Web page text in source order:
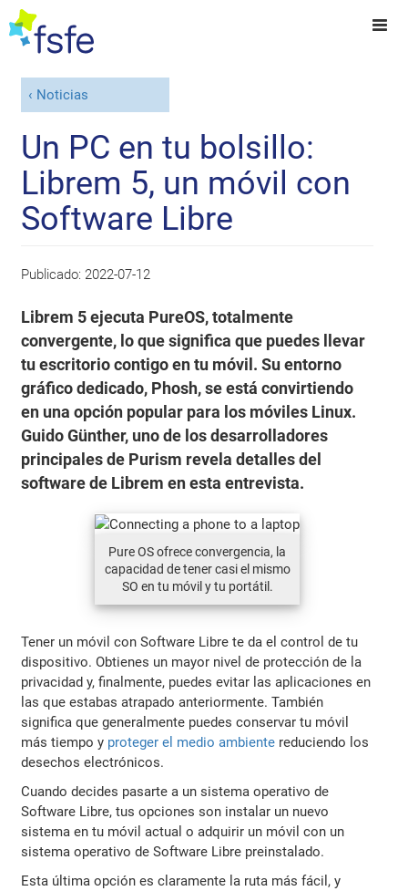
Noticias
Un PC en tu bolsillo:
Librem 5, un móvil con
Software Libre
Publicado: 2022-07-12
Librem 5 ejecuta PureOS, totalmente
convergente, lo que significa que puedes llevar
tu escritorio contigo en tu móvil. Su entorno
gráfico dedicado, Phosh, se está convirtiendo
en una opción popular para los móviles Linux.
Guido Günther, uno de los desarrolladores
principales de Purism revela detalles del
software de Librem en esta entrevista.
Pure OS ofrece convergencia, la
capacidad de tener casi el mismo
SO en tu móvil y tu portátil.
Tener un móvil con Software Libre te da el control de tu
dispositivo. Obtienes un mayor nivel de protección de la
privacidad y, finalmente, puedes evitar las aplicaciones en
las que estabas atrapado anteriormente. También
significa que generalmente puedes conservar tu móvil
más tiempo y proteger el medio ambiente reduciendo los
desechos electrónicos.
Cuando decides pasarte a un sistema operativo de
Software Libre, tus opciones son instalar un nuevo
sistema en tu móvil actual o adquirir un móvil con un
sistema operativo de Software Libre preinstalado.
Esta última opción es claramente la ruta más fácil, y